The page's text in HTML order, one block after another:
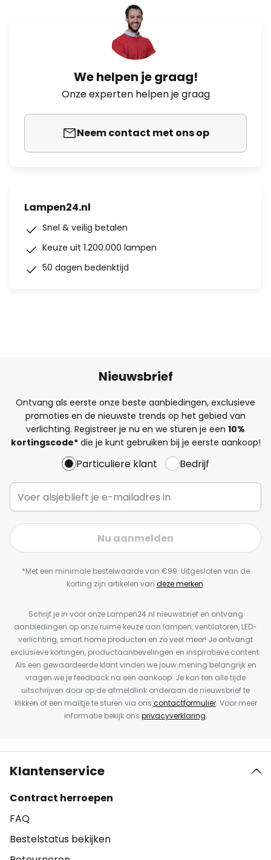
We helpen je graag!
Onze experten helpen je graag
Neem contact met ons op
Lampen24.nl
Snel & veilig betalen
Keuze uit 1.200.000 lampen
50 dagen bedenktijd
Nieuwsbrief
Ontvang als eerste onze beste aanbiedingen, exclusieve
promoties en de nieuwste trends op het gebied van
verlichting. Registreer je nu en we sturen je een 10%
kortingscode*die je kunt gebruiken bij je eerste aankoop!
Particuliere klant Bedrijf
Nu aanmelden
*Met een minimale bestelwaarde van €99. Uitgesloten van de
korting zijn artikelen van deze merken.
Schrijf je in voor onze Lampen24.nl nieuwsbrief en ontvang
aanbiedingen op onze ruime keuze aan lampen, ventilatoren, LED-
verlichting, smart home producten en zo veel meer! Je ontvangt
exclusieve kortingen, productaanbevelingen en inspiratieve content.
Als een gewaardeerde klant vinden we jouw mening belangrijk en
vragen we je feedback na een aankoop. Je kan ten alle tijde
uitschrijven door op de afmeldlink onderaan de nieuwsbrief te
klikken of een mailtje te sturen via ons contactformulier. Voor meer
informatie bekijk ons privacyverklaring.
Klantenservice
Contract herroepen
FAQ
Bestelstatus bekijken